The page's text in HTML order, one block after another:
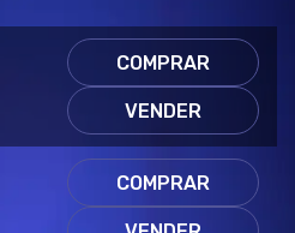
COMPRAR
VENDER
COMPRAR